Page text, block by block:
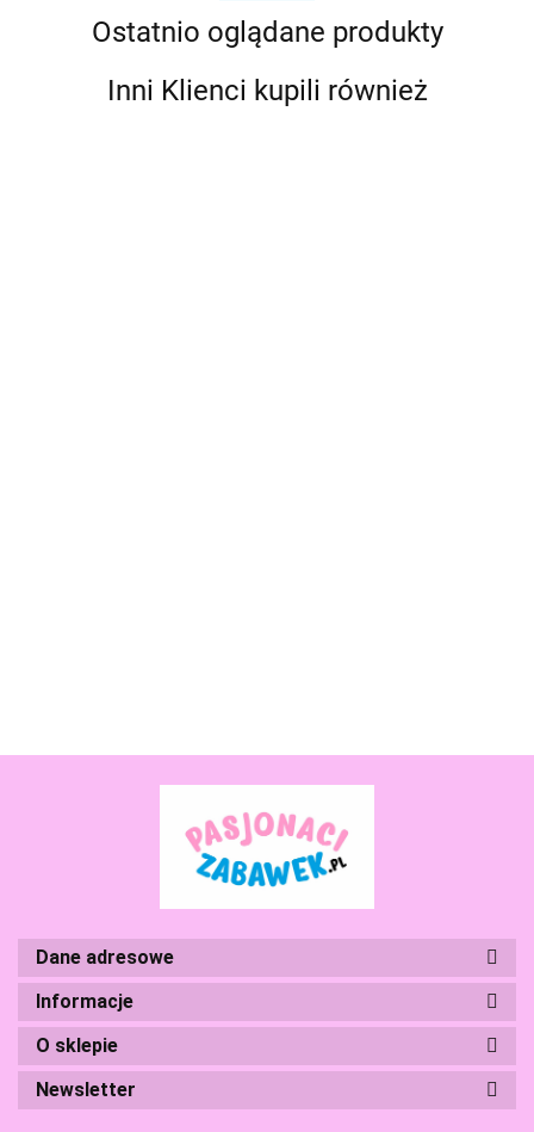
Branded Toys
Ostatnio oglądane produkty
Inni Klienci kupili również
Dane adresowe
Informacje
O sklepie
Newsletter